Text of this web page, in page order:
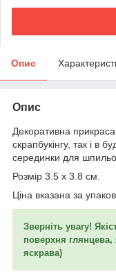
Опис
Опис
Декоративна
скрапбукінгу, так і в
серединки для
Розмір 3.5 х 3.8 см.
Ціна вказана за
Зверніть увагу!
поверхня глянцева,
яскрава)